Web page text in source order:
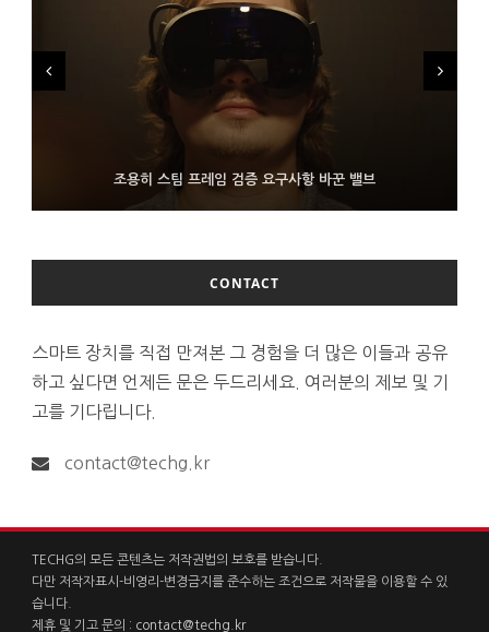
조용히 스팀 프레임 검증 요구사항 바꾼 밸브
9월 4일부터 서비스 접는 안드로이드 장치용 구글 어시스턴트
FMS 2026서 차세대 3D 메모리 ZHBM·ZNAND-O 모형 처음 선
보인 삼성전자
CONTACT
스마트 장치를 직접 만져본 그 경험을 더 많은 이들과 공유
하고 싶다면 언제든 문은 두드리세요. 여러분의 제보 및 기
고를 기다립니다.
contact@techg.kr
TECHG의 모든 콘텐츠는 저작권법의 보호를 받습니다.
다만 저작자표시-비영리-변경금지를 준수하는 조건으로 저작물을 이용할 수 있
습니다.
제휴 및 기고 문의 : contact@techg.kr